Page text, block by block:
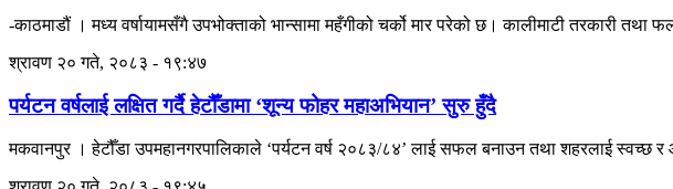
-काठमाडौं । मध्य वर्षायामसँगै उपभोक्ताको भान्सामा महँगीको चर्को मार परेको छ। कालीमाटी तरकारी
श्रावण २० गते, २०८३ - १९:४७
पर्यटन वर्षलाई लक्षित गर्दै हेटौँडामा ‘शून्य फोहर महाअभियान’ सुरु हुँदै
मकवानपुर । हेटौँडा उपमहानगरपालिकाले ‘पर्यटन वर्ष २०८३/८४’ लाई सफल बनाउन तथा शहरलाई स्वच्छ र